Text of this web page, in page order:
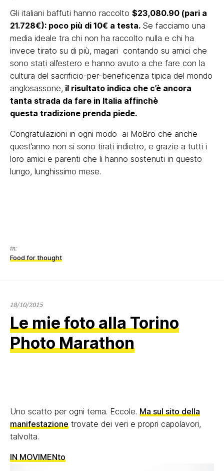
Gli italiani baffuti hanno raccolto $23,080.90 (pari a
21.728€): poco più di 10€ a testa. Se facciamo una
media ideale tra chi non ha raccolto nulla e chi ha
invece tirato su di più, magari contando su amici che
sono stati all’estero e hanno avuto a che fare con la
cultura del sacrificio-per-beneficenza tipica del mondo
anglosassone, il risultato indica che c’è ancora
tanta strada da fare in Italia affinchè
questa tradizione prenda piede.
Congratulazioni in ogni modo ai MoBro che anche
quest’anno non si sono tirati indietro, e grazie a tutti i
loro amici e parenti che li hanno sostenuti in questo
lungo, lunghissimo mese.
in:
Food for thought
18/10/201518/10/2015
Le mie foto alla Torino
Photo Marathon
Uno scatto per ogni tema. Eccole. Ma sul sito della
manifestazione trovate dei veri e propri capolavori,
talvolta.
IN MOVIMENto